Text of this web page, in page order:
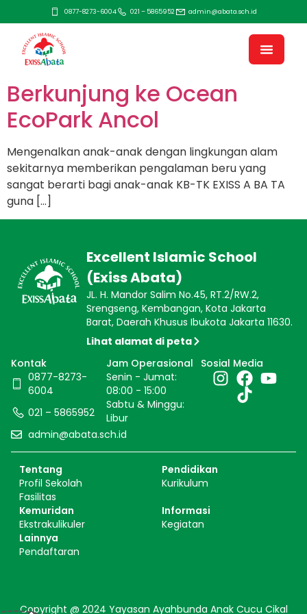
0877-8273-6004 021 – 5865952 admin@abata.sch.id
Berkunjung ke Ocean
EcoPark Ancol
Mengenalkan anak-anak dengan lingkungan alam
sekitarnya memberikan pengalaman beru yang
sangat berarti bagi anak-anak KB-TK EXISS A BA TA
guna […]
Excellent Islamic School
(Exiss Abata)
JL. H. Mandor Salim No.45, RT.2/RW.2,
Srengseng, Kembangan, Kota Jakarta
Barat, Daerah Khusus Ibukota Jakarta 11630.
Lihat alamat di peta
Kontak
0877-8273-
6004
021 – 5865952
admin@abata.sch.id
Jam Operasional
Senin - Jumat:
08:00 - 15:00
Sabtu & Minggu:
Libur
Sosial Media
Tentang
Profil Sekolah
Fasilitas
Pendidikan
Kurikulum
Kemuridan
Ekstrakulikuler
Informasi
Kegiatan
Lainnya
Pendaftaran
Copyright @ 2024 Yayasan Ayahbunda Anak Cucu Cikal